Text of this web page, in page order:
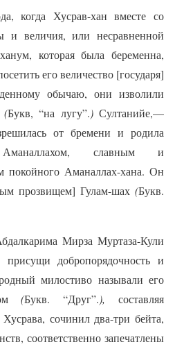
когда Хусрав-хан вместе со
и величия, или несравненной
которая была беременна,
его величество [государя]
обычаю, они изволили
(Букв, “на лугу”.) Султанийе,—
от бремени и родила
славным и
покойного Аманаллах-хана. Он
прозвищем] Гулам-шах (Букв.
Мирза Муртаза-Кули
добропорядочность и
милостиво называли его
(Букв. “Друг”.),составляя
сочинил два-три бейта,
соответственно запечатлены